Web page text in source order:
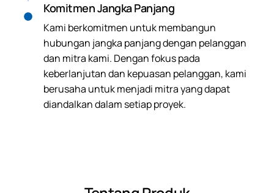
Komitmen Jangka Panjang
Kami berkomitmen untuk membangun
hubungan jangka panjang dengan pelanggan
dan mitra kami. Dengan fokus pada
keberlanjutan dan kepuasan pelanggan, kami
berusaha untuk menjadi mitra yang dapat
diandalkan dalam setiap proyek.